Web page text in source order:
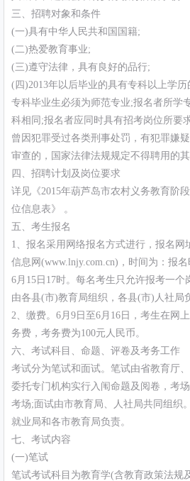
三、招聘对象和条件
(一)具有中华人民共和国国籍;
(二)热爱教育事业;
(三)遵守法律，具有良好的品行;
(四)2013年以后毕业的具有专科以上学历
专科毕业生必须为师范专业;报名者所学
科相同;报名者应同时具有招考岗位所要
曾因犯罪受过各类刑事处罚，有犯罪嫌
审查的，国家法律法规规定不得聘用的
四、招聘计划及岗位要求
详见《2015年葫芦岛市农村义务教育阶
位信息表》 。
五、考生报名
1、报名采用网络报名方式进行，报名网
信息网(www.lnjy.com.cn)，时间为：报
6月15日17时。每名考生只允许报考一
由各县(市)教育局组织，各县(市)人社局
2、缴费。6月9日至6月16日，考生在网
务费，考务费为100元人民币。
六、考试科目、命题、评卷及考务工作
考试分为笔试和面试。笔试由省教育厅
委托专门机构实行入闱命题及阅卷，考
考场;面试由市教育局、人社局共同组织
就业局和各市教育局负责。
七、考试内容
(一)笔试
笔试考试科目为教育学(含教育政策法规